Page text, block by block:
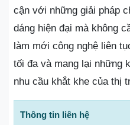
cận với những giải pháp
dáng hiện đại mà không
làm mới công nghệ liên
tối đa và mang lại những
nhu cầu khắt khe của thị
Thông tin liên hệ